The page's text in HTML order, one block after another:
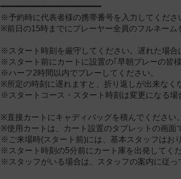
━━━━━━━━━━━━━━━━━━━━
※予約時に代表者様の携帯番号を入力してくださ
※前日の15時までにプレーヤー全員のフルネーム
※スタート時刻を厳守してください。遅れた場合
※スタート前にカートに設置の｢早朝プレーの皆
※ハーフ2時間以内でプレーしてください。
※所定の時刻に遅れますと、折り返しが出来なく
※スタートコース・スタート時刻は変更になる場
※直接カートにキャディバッグを積んでください。
※使用カートは、カート設置のタブレットの画面
※ご来場時(スタート前)には、基本スタッフはお
※スタート時刻の5分前にカート庫を出発してくだ
※スタッフがいる場合は、スタッフの案内に従っ